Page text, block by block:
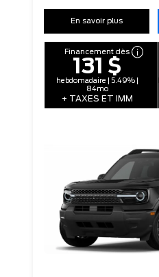
En savoir plus
Financement dès
131 $
hebdomadaire | 5.49% |
84mo
+ TAXES ET IMM